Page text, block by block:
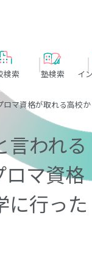
検索 塾検索 イ
マ資格が取れる高校
われる
マ資格
に行った